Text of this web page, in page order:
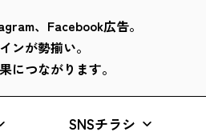
、Facebook広告。
ンが勢揃い。
につながります。
SNSチラシ